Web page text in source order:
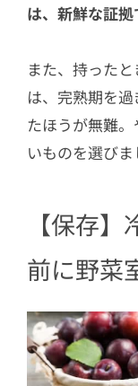
は、新鮮な証拠
また、持った
は、完熟期を
たほうが無難
いものを選びま
【保存
前に野菜